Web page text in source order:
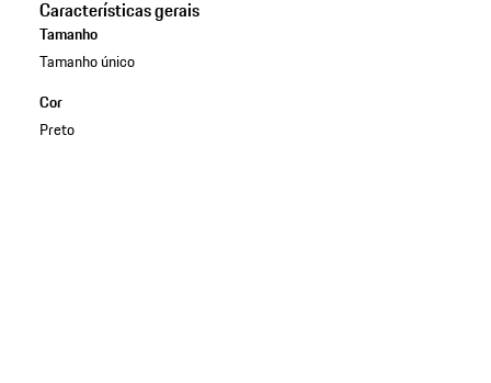
Características gerais
Tamanho
Tamanho único
Cor
Preto